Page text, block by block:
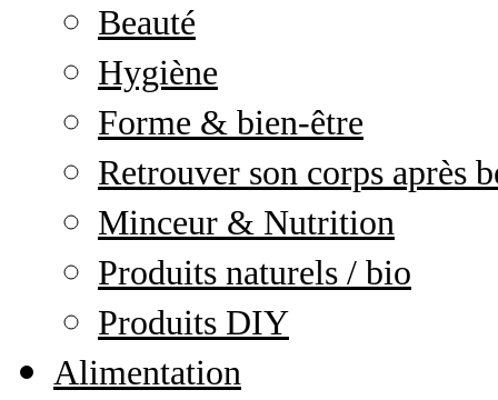
Beauté
Hygiène
Forme & bien-être
Retrouver son corps après
Minceur & Nutrition
Produits naturels / bio
Produits DIY
Alimentation